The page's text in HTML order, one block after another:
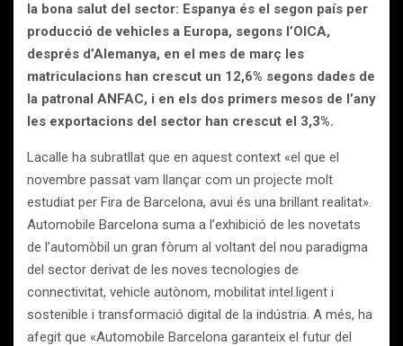
la bona salut del sector: Espanya és el segon país per
producció de vehicles a Europa, segons l’OICA,
després d’Alemanya, en el mes de març les
matriculacions han crescut un 12,6% segons dades de
la patronal ANFAC, i en els dos primers mesos de l’any
les exportacions del sector han crescut el 3,3%.
Lacalle ha subratllat que en aquest context «el que el
novembre passat vam llançar com un projecte molt
estudiat per Fira de Barcelona, avui és una brillant realitat».
Automobile Barcelona suma a l’exhibició de les novetats
de l’automòbil un gran fòrum al voltant del nou paradigma
del sector derivat de les noves tecnologies de
connectivitat, vehicle autònom, mobilitat intel.ligent i
sostenible i transformació digital de la indústria. A més, ha
afegit que «Automobile Barcelona garanteix el futur del